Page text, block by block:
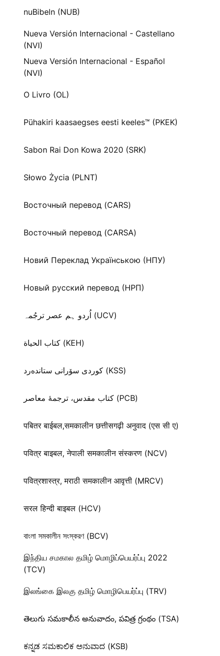
nuBibeln (NUB)
Nueva Versión Internacional - Castellano
(NVI)
Nueva Versión Internacional - Español
(NVI)
O Livro (OL)
Pühakiri kaasaegses eesti keeles™ (PKEK)
Sabon Rai Don Kowa 2020 (SRK)
Słowo Życia (PLNT)
Восточный перевод (CARS)
Восточный перевод (CARSA)
Новий Переклад Українською (НПУ)
Новый русский перевод (НРП)
اُردو ہم عصر ترجُمہ (UCV)
كتاب الحياة (KEH)
كوردی سۆرانی ستانده‌رد (KSS)
کتاب مقدس، ترجمۀ معاصر (PCB)
पबितर बाईबल,समकालीन छत्तीसगढ़ी अनुवाद (एस सी ए)
पवित्र बाइबल, नेपाली समकालीन संस्करण (NCV)
पवित्रशास्त्र, मराठी समकालीन आवृत्ती (MRCV)
सरल हिन्दी बाइबल (HCV)
বাংলা সমকালীন সংস্করণ (BCV)
இந்திய சமகால தமிழ் மொழிப்பெயர்ப்பு 2022
(TCV)
இலங்கை இலகு தமிழ் மொழிபெயர்ப்பு (TRV)
తెలుగు సమకాలీన అనువాదం, పవిత్ర గ్రంథం (TSA)
ಕನ್ನಡ ಸಮಕಾಲಿಕ ಅನುವಾದ (KSB)